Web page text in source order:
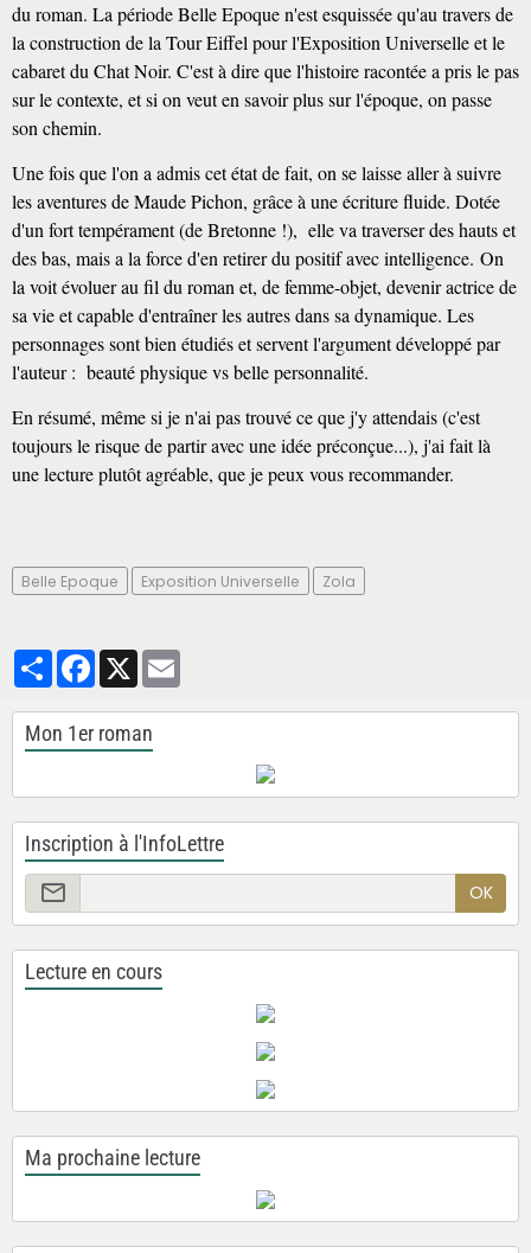
du roman. La période Belle Epoque n'est esquissée qu'au travers de
la construction de la Tour Eiffel pour l'Exposition Universelle et le
cabaret du Chat Noir. C'est à dire que l'histoire racontée a pris le pas
sur le contexte, et si on veut en savoir plus sur l'époque, on passe
son chemin.
Une fois que l'on a admis cet état de fait, on se laisse aller à suivre
les aventures de Maude Pichon, grâce à une écriture fluide. Dotée
d'un fort tempérament (de Bretonne !), elle va traverser des hauts et
des bas, mais a la force d'en retirer du positif avec intelligence. On
la voit évoluer au fil du roman et, de femme-objet, devenir actrice de
sa vie et capable d'entraîner les autres dans sa dynamique. Les
personnages sont bien étudiés et servent l'argument développé par
l'auteur : beauté physique vs belle personnalité.
En résumé, même si je n'ai pas trouvé ce que j'y attendais (c'est
toujours le risque de partir avec une idée préconçue...), j'ai fait là
une lecture plutôt agréable, que je peux vous recommander.
Belle Epoque Exposition Universelle Zola
PartagerFacebook
X
Mon 1er roman
Inscription à l'InfoLettre
OK
Lecture en cours
Ma prochaine lecture